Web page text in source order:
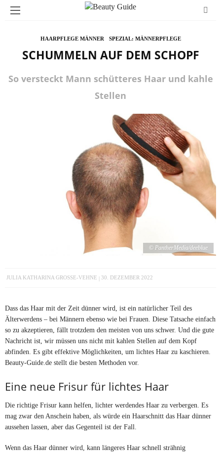
HAARPFLEGE MÄNNER SPEZIAL: MÄNNERPFLEGE
SCHUMMELN AUF DEM SCHOPF
So versteckt Mann schütteres Haar und kahle
Stellen
© PantherMedia/deeblue
JULIA KATHARINA GROSSE-VEHNE 30. DEZEMBER 2022
Dass das Haar mit der Zeit dünner wird, ist ein natürlicher Teil des
Älterwerdens – bei Männern ebenso wie bei Frauen. Diese Tatsache einfach
so zu akzeptieren, fällt trotzdem den meisten von uns schwer. Und die gute
Nachricht ist, wir müssen uns nicht mit kahlen Stellen auf dem Kopf
abfinden. Es gibt effektive Möglichkeiten, um lichtes Haar zu kaschieren.
Beauty-Guide.de stellt die besten Methoden vor.
Eine neue Frisur für lichtes Haar
Die richtige Frisur kann helfen, lichter werdendes Haar zu verbergen. Es
mag zwar den Anschein haben, als würde ein Haarschnitt das Haar dünner
aussehen lassen, aber das Gegenteil ist der Fall.
Wenn das Haar dünner wird, kann längeres Haar schnell strähnig